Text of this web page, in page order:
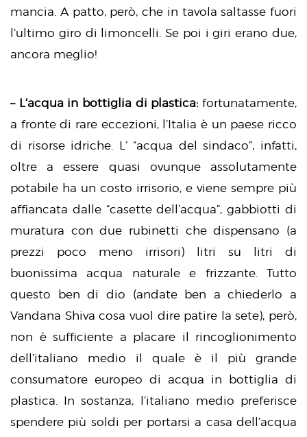
mancia. A patto, però, che in tavola saltasse fuori
l’ultimo giro di limoncelli. Se poi i giri erano due,
ancora meglio!
– L’acqua in bottiglia di plastica: fortunatamente,
a fronte di rare eccezioni, l’Italia è un paese ricco
di risorse idriche. L’ “acqua del sindaco”, infatti,
oltre a essere quasi ovunque assolutamente
potabile ha un costo irrisorio, e viene sempre più
affiancata dalle “casette dell’acqua”, gabbiotti di
muratura con due rubinetti che dispensano (a
prezzi poco meno irrisori) litri su litri di
buonissima acqua naturale e frizzante. Tutto
questo ben di dio (andate ben a chiederlo a
Vandana Shiva cosa vuol dire patire la sete), però,
non è sufficiente a placare il rincoglionimento
dell’italiano medio il quale è il più grande
consumatore europeo di acqua in bottiglia di
plastica. In sostanza, l’italiano medio preferisce
spendere più soldi per portarsi a casa dell’acqua